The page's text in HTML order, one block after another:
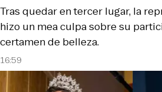
16:59
Tras quedar en tercer lugar, la
hizo un mea culpa sobre su
certamen de belleza.